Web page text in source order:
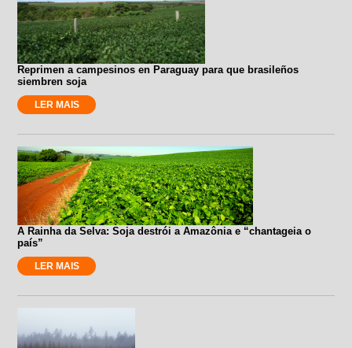
Reprimen a campesinos en Paraguay para que brasileños
siembren soja
LER MAIS
A Rainha da Selva: Soja destrói a Amazônia e “chantageia o
país”
LER MAIS